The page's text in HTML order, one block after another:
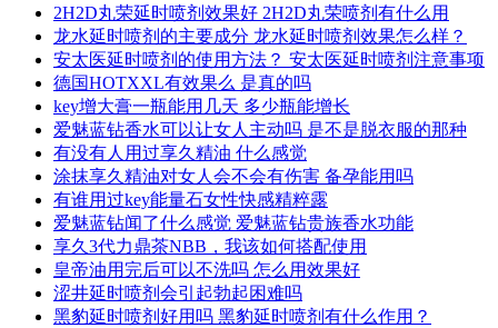
2H2D丸荣延时喷剂效果好 2H2D丸荣喷剂有什么用
龙水延时喷剂的主要成分 龙水延时喷剂效果怎么样？
安太医延时喷剂的使用方法？ 安太医延时喷剂注意事项
德国HOTXXL有效果么 是真的吗
key增大膏一瓶能用几天 多少瓶能增长
爱魅蓝钻香水可以让女人主动吗 是不是脱衣服的那种
有没有人用过享久精油 什么感觉
涂抹享久精油对女人会不会有伤害 备孕能用吗
有谁用过key能量石女性快感精粹露
爱魅蓝钻闻了什么感觉 爱魅蓝钻贵族香水功能
享久3代力鼎茶NBB，我该如何搭配使用
皇帝油用完后可以不洗吗 怎么用效果好
涩井延时喷剂会引起勃起困难吗
黑豹延时喷剂好用吗 黑豹延时喷剂有什么作用？